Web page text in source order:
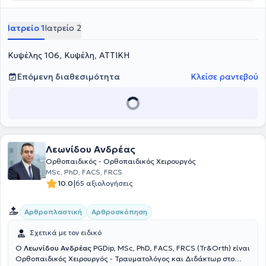
διάγνωση και θεραπεία ορθοπαιδικών παθήσεων ενηλίκων και
παίδων. Επίσης, ασχολείται με περιστατικά όπως τενοντίτιδες,
παιδοορθοπαιδική.
Ιατρείο 1Ιατρείο 2
Κυψέλης 106, Κυψέλη, ΑΤΤΙΚΗ
Επόμενη διαθεσιμότητα
Κλείσε ραντεβού
Λεωνίδου Ανδρέας
Ορθοπαιδικός - Ορθοπαιδικός Χειρουργός
MSc, PhD, FACS, FRCS
10.0|65 αξιολογήσεις
Αρθροπλαστική Αρθροσκόπηση
Σχετικά με τον ειδικό
Ο Λεωνίδου Ανδρέας PGDip, MSc, PhD, FACS, FRCS (Tr&Orth) είναι
Ορθοπαιδικός Xειρουργός - Τραυματολόγος και Διδάκτωρ στο